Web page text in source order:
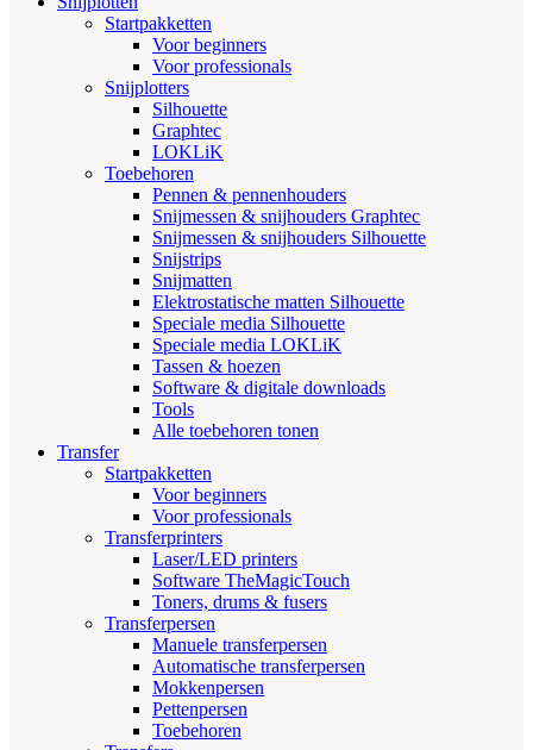
Startpakketten
Voor beginners
Voor professionals
Snijplotters
Silhouette
Graphtec
LOKLiK
Toebehoren
Pennen & pennenhouders
Snijmessen & snijhouders Graphtec
Snijmessen & snijhouders Silhouette
Snijstrips
Snijmatten
Elektrostatische matten Silhouette
Speciale media Silhouette
Speciale media LOKLiK
Tassen & hoezen
Software & digitale downloads
Tools
Alle toebehoren tonen
Transfer
Startpakketten
Voor beginners
Voor professionals
Transferprinters
Laser/LED printers
Software TheMagicTouch
Toners, drums & fusers
Transferpersen
Manuele transferpersen
Automatische transferpersen
Mokkenpersen
Pettenpersen
Toebehoren